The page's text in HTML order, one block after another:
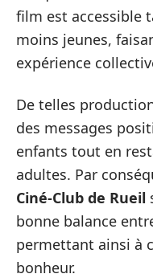
film est accessible
moins jeunes,
expérience
De telles
des messages
enfants tout en
adultes. Par
Ciné-Club de Rueil
bonne balance
permettant ainsi à
bonheur.